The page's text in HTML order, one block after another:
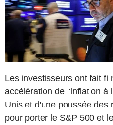
Les investisseurs ont fait fi
accélération de l'inflation à
Unis et d'une poussée des
pour porter le S&P 500 et